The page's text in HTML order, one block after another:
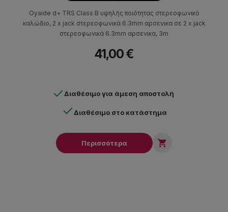
Oyaide d+ TRS Class B υψηλής ποιότητας στερεοφωνικό
καλώδιο, 2 x jack στερεοφωνικά 6.3mm αρσενικα σε 2 x jack
στερεοφωνικά 6.3mm αρσενικα, 3m
41,00 €
Διαθέσιμο για άμεση αποστολή
Διαθέσιμο στο κατάστημα
Περισσότερα 